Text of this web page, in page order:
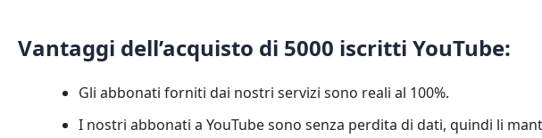
Vantaggi dell’acquisto di 5000 iscritti YouTube:
Gli abbonati forniti dai nostri servizi sono reali al 100%.
I nostri abbonati a YouTube sono senza perdita di dati, quindi li